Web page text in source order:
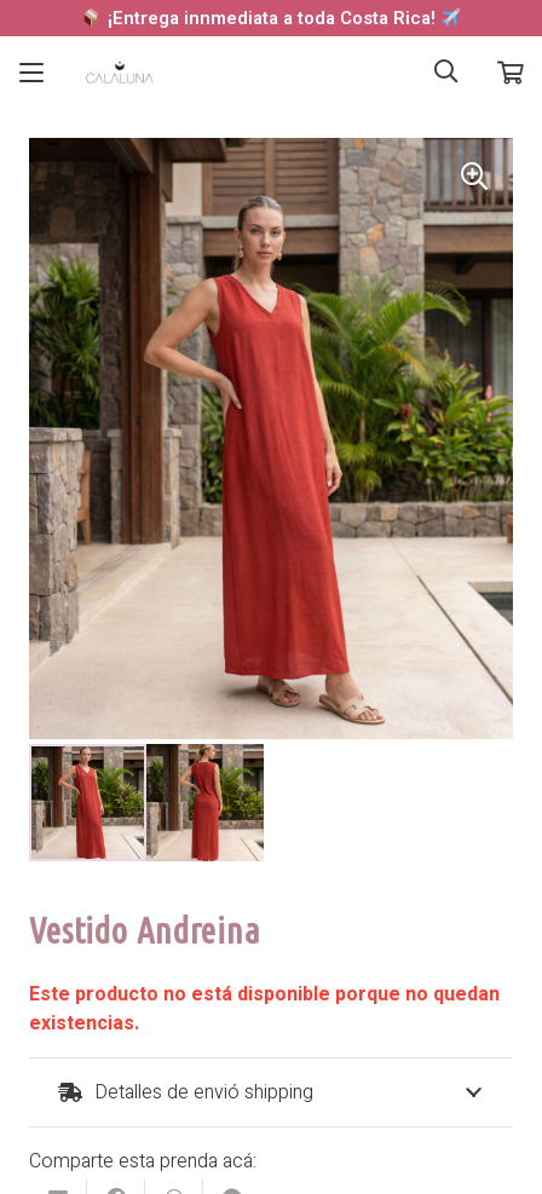
¡Entrega innmediata a toda Costa Rica!
Vestido Andreina
Este producto no está disponible porque no quedan
existencias.
Detalles de envió shipping
Comparte esta prenda acá: